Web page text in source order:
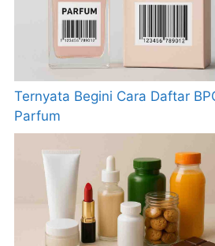
Ternyata Begini Cara Daftar
Parfum